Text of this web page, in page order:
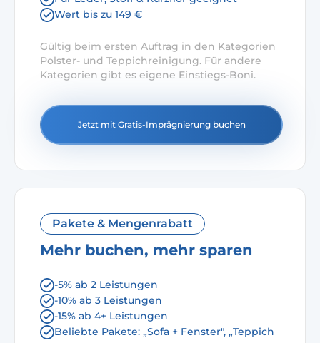
Wert bis zu 149 €
Gültig beim ersten Auftrag in den Kategorien
Polster- und Teppichreinigung. Für andere
Kategorien gibt es eigene Einstiegs-Boni.
Jetzt mit Gratis-Imprägnierung buchen
Pakete & Mengenrabatt
Mehr buchen, mehr sparen
-5% ab 2 Leistungen
-10% ab 3 Leistungen
-15% ab 4+ Leistungen
Beliebte Pakete: „Sofa + Fenster", „Teppich